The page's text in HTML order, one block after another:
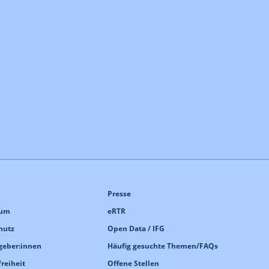
Presse
eRTR
Open Data / IFG
Häufig gesuchte Themen/FAQs
Offene Stellen